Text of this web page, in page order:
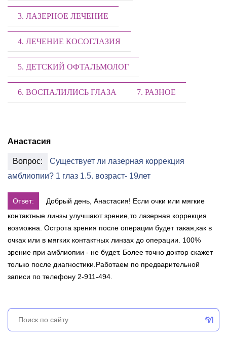
3. ЛАЗЕРНОЕ ЛЕЧЕНИЕ
4. ЛЕЧЕНИЕ КОСОГЛАЗИЯ
5. ДЕТСКИЙ ОФТАЛЬМОЛОГ
6. ВОСПАЛИЛИСЬ ГЛАЗА 7. РАЗНОЕ
Анастасия
Вопрос:
Существует ли лазерная коррекция
амблиопии? 1 глаз 1.5. возраст- 19лет
Ответ:
Добрый день, Анастасия! Если очки или мягкие
контактные линзы улучшают зрение,то лазерная коррекция
возможна. Острота зрения после операции будет такая,как в
очках или в мягких контактных линзах до операции. 100%
зрение при амблиопии - не будет. Более точно доктор скажет
только после диагностики.Работаем по предварительной
записи по телефону 2-911-494.